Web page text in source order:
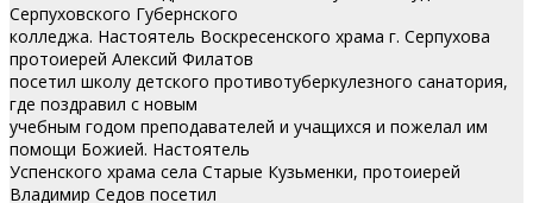
Серпуховского Губернского
колледжа. Настоятель Воскресенского храма г. Серпухова
протоиерей Алексий Филатов
посетил школу детского противотуберкулезного санатория,
где поздравил с новым
учебным годом преподавателей и учащихся и пожелал им
помощи Божией. Настоятель
Успенского храма села Старые Кузьменки, протоиерей
Владимир Седов посетил